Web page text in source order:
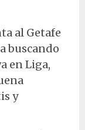
al Getafe
buscando
en Liga,
y